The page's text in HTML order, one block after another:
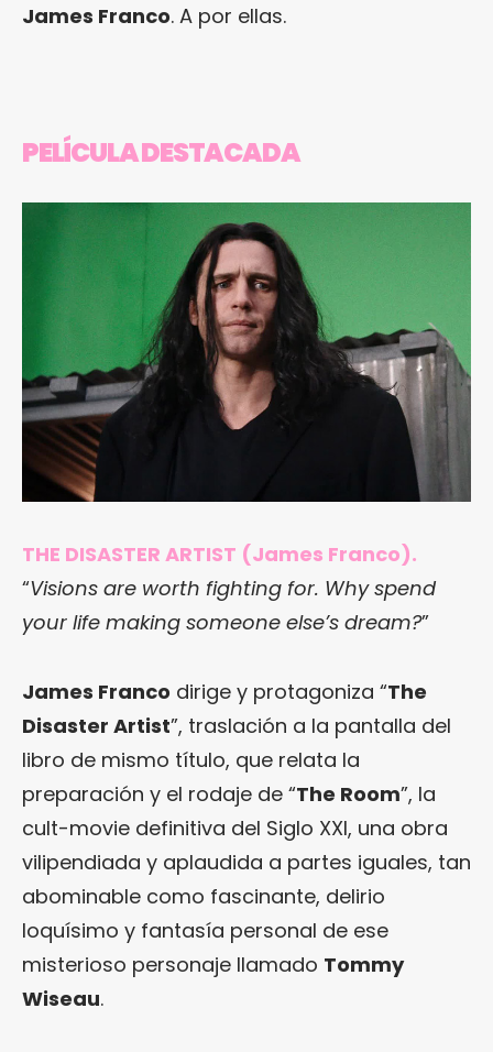
James Franco. A por ellas.
PELÍCULA DESTACADA
THE DISASTER ARTIST (James Franco).
“Visions are worth fighting for. Why spend
your life making someone else’s dream?”
James Franco dirige y protagoniza “The
Disaster Artist”, traslación a la pantalla del
libro de mismo título, que relata la
preparación y el rodaje de “The Room”, la
cult-movie definitiva del Siglo XXI, una obra
vilipendiada y aplaudida a partes iguales, tan
abominable como fascinante, delirio
loquísimo y fantasía personal de ese
misterioso personaje llamado Tommy
Wiseau.